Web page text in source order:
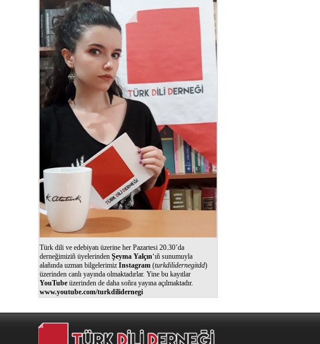
Türk dili ve edebiyatı üzerine her Pazartesi 20.30’da
derneğimiziñ üyelerinden Şeyma Yalçın‘ıñ sunumuyla
alañında uzman bilgelerimiz Instagram (turkdilidernegitdd)
üzerinden canlı yayında olmaktadırlar. Yine bu kayıtlar
YouTube üzerinden de daha soñra yayına açılmaktadır.
www.youtube.com/turkdilidernegi